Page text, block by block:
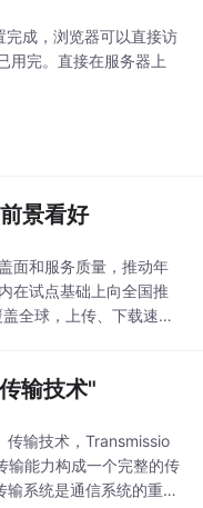
成，浏览器可以直接访
用完。直接在服务器上
景看好
面和服务质量，推动年
在试点基础上向全国推
全球，上传、下载速度
，也已经是不可避免。
输技术"
输技术，Transmissio
能力构成一个完整的传
系统是通信系统的重要